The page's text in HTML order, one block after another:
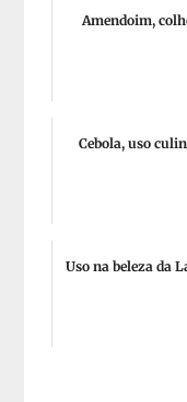
Amendoim,
Cebola, uso
Uso na beleza da